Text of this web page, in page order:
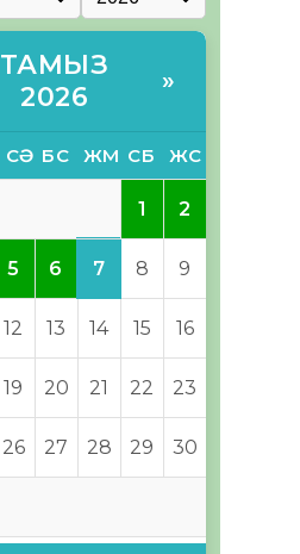
ТАМЫЗ
2026
»
СӘ БС ЖМ СБ ЖС
1 2
5 6 7 8 9
12 13 14 15 16
19 20 21 22 23
26 27 28 29 30